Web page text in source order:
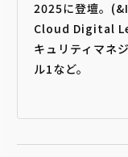
2025に登壇。
Cloud Digital
キュリティマネ
ル1など。